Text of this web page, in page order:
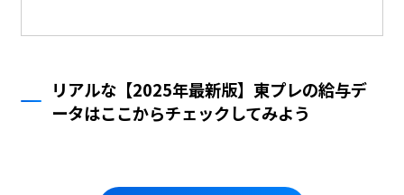
リアルな【2025年最新版】東プレの給与デ
ータはここからチェックしてみよう